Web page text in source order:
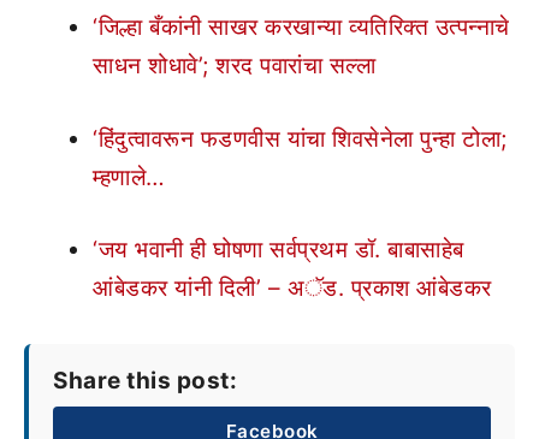
‘जिल्हा बँकांनी साखर करखान्या व्यतिरिक्त उत्पन्नाचे
साधन शोधावे’; शरद पवारांचा सल्ला
‘हिंदुत्वावरून फडणवीस यांचा शिवसेनेला पुन्हा टोला;
म्हणाले…
‘जय भवानी ही घोषणा सर्वप्रथम डॉ. बाबासाहेब
आंबेडकर यांनी दिली’ – अॅड. प्रकाश आंबेडकर
Share this post:
Facebook